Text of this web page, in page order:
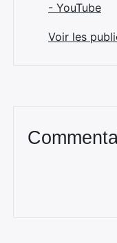
- YouTube
Voir les